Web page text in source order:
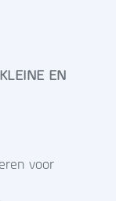
EN
voor